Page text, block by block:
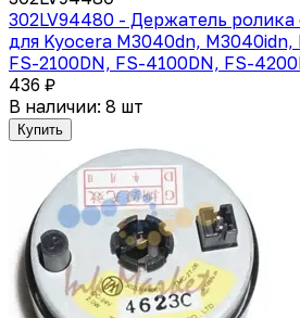
302LV94480 - Держатель ролика
для Kyocera M3040dn,
FS-2100DN, FS-4100DN, FS-
436 ₽
В наличии: 8 шт
Купить